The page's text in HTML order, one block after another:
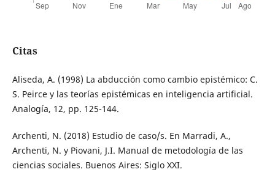
Citas
Aliseda, A. (1998) La abducción como cambio epistémico: C.
S. Peirce y las teorías epistémicas en inteligencia artificial.
Analogía, 12, pp. 125-144.
Archenti, N. (2018) Estudio de caso/s. En Marradi, A.,
Archenti, N. y Piovani, J.I. Manual de metodología de las
ciencias sociales. Buenos Aires: Siglo XXI.